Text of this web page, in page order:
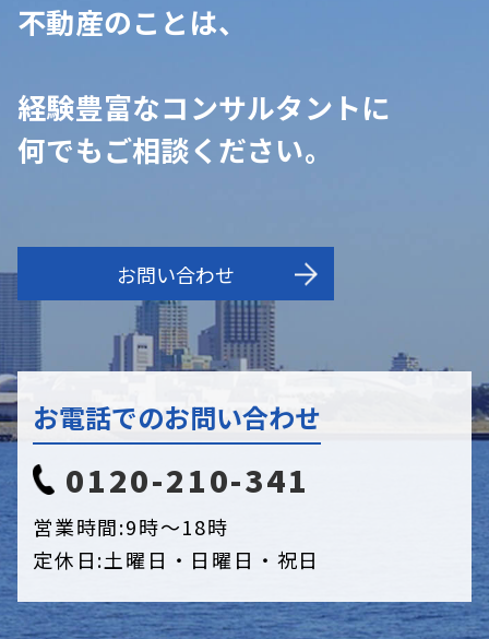
不動産のことは、
経験豊富なコンサルタントに
何でもご相談ください。
お問い合わせ
お電話でのお問い合わせ
0120-210-341
営業時間:9時〜18時
定休日:土曜日・日曜日・祝日